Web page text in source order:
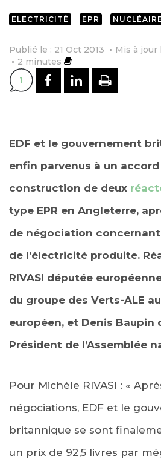
ELECTRICITÉ EPR NUCLÉAIRE
Publié le : 21 Oct 2013
Mis à jour
2 minutes
1 PARTAGER
EDF et le gouvernement
enfin parvenus à un
construction de deux
type EPR en Angleterre,
de négociation
de l’électricité produite.
RIVASI députée
du groupe des Verts-ALE
européen, et Denis Baupin
Président de l’Assemblée
Pour Michèle RIVASI : «
négociations, EDF et le
britannique se sont
un prix de 92,5 livres par